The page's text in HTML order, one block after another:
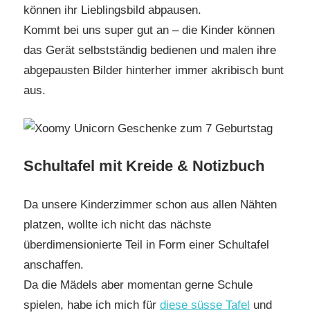
können ihr Lieblingsbild abpausen.
Kommt bei uns super gut an – die Kinder können
das Gerät selbstständig bedienen und malen ihre
abgepausten Bilder hinterher immer akribisch bunt
aus.
Schultafel mit Kreide & Notizbuch
Da unsere Kinderzimmer schon aus allen Nähten
platzen, wollte ich nicht das nächste
überdimensionierte Teil in Form einer Schultafel
anschaffen.
Da die Mädels aber momentan gerne Schule
spielen, habe ich mich für diese süsse Tafel und